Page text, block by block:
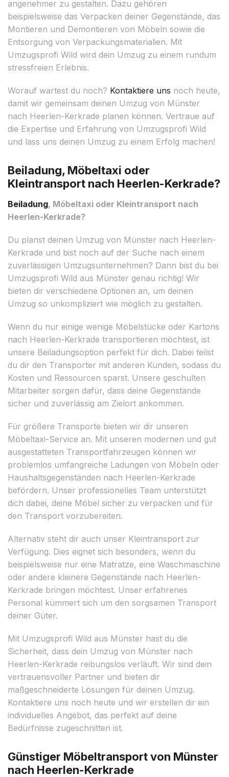
angenehmer zu gestalten. Dazu gehören
beispielsweise das Verpacken deiner Gegenstände, das
Montieren und Demontieren von Möbeln sowie die
Entsorgung von Verpackungsmaterialien. Mit
Umzugsprofi Wild wird dein Umzug zu einem rundum
stressfreien Erlebnis.
Worauf wartest du noch? Kontaktiere uns noch heute,
damit wir gemeinsam deinen Umzug von Münster
nach Heerlen-Kerkrade planen können. Vertraue auf
die Expertise und Erfahrung von Umzugsprofi Wild
und lass uns deinen Umzug zu einem Erfolg machen!
Beiladung, Möbeltaxi oder
Kleintransport nach Heerlen-Kerkrade?
Beiladung, Möbeltaxi oder Kleintransport nach
Heerlen-Kerkrade?
Du planst deinen Umzug von Münster nach Heerlen-
Kerkrade und bist noch auf der Suche nach einem
zuverlässigen Umzugsunternehmen? Dann bist du bei
Umzugsprofi Wild aus Münster genau richtig! Wir
bieten dir verschiedene Optionen an, um deinen
Umzug so unkompliziert wie möglich zu gestalten.
Wenn du nur einige wenige Möbelstücke oder Kartons
nach Heerlen-Kerkrade transportieren möchtest, ist
unsere Beiladungsoption perfekt für dich. Dabei teilst
du dir den Transporter mit anderen Kunden, sodass du
Kosten und Ressourcen sparst. Unsere geschulten
Mitarbeiter sorgen dafür, dass deine Gegenstände
sicher und zuverlässig am Zielort ankommen.
Für größere Transporte bieten wir dir unseren
Möbeltaxi-Service an. Mit unseren modernen und gut
ausgestatteten Transportfahrzeugen können wir
problemlos umfangreiche Ladungen von Möbeln oder
Haushaltsgegenständen nach Heerlen-Kerkrade
befördern. Unser professionelles Team unterstützt
dich dabei, deine Möbel sicher zu verpacken und für
den Transport vorzubereiten.
Alternativ steht dir auch unser Kleintransport zur
Verfügung. Dies eignet sich besonders, wenn du
beispielsweise nur eine Matratze, eine Waschmaschine
oder andere kleinere Gegenstände nach Heerlen-
Kerkrade bringen möchtest. Unser erfahrenes
Personal kümmert sich um den sorgsamen Transport
deiner Güter.
Mit Umzugsprofi Wild aus Münster hast du die
Sicherheit, dass dein Umzug von Münster nach
Heerlen-Kerkrade reibungslos verläuft. Wir sind dein
vertrauensvoller Partner und bieten dir
maßgeschneiderte Lösungen für deinen Umzug.
Kontaktiere uns noch heute und wir erstellen dir ein
individuelles Angebot, das perfekt auf deine
Bedürfnisse zugeschnitten ist.
Günstiger Möbeltransport von Münster
nach Heerlen-Kerkrade